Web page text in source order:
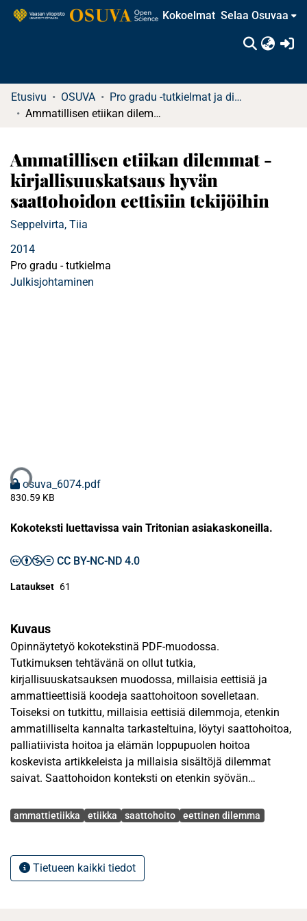
Kokoelmat Selaa Osuvaa
Etusivu OSUVA
Pro gradu -tutkielmat ja diplomityöt (rajattu saatavuus)
Ammatillisen etiikan dilemmat -kirjallisuuskatsaus hyvän saattohoidon eettisiin tekijöihin
Ammatillisen etiikan dilemmat -
kirjallisuuskatsaus hyvän
saattohoidon eettisiin tekijöihin
Seppelvirta, Tiia
2014
Pro gradu - tutkielma
Julkisjohtaminen
osuva_6074.pdf
830.59 KB
Kokoteksti luettavissa vain Tritonian asiakaskoneilla.
CC BY-NC-ND 4.0
Lataukset 61
Kuvaus
Opinnäytetyö kokotekstinä PDF-muodossa.
Tutkimuksen tehtävänä on ollut tutkia,
kirjallisuuskatsauksen muodossa, millaisia eettisiä ja
ammattieettisiä koodeja saattohoitoon sovelletaan.
Toiseksi on tutkittu, millaisia eettisiä dilemmoja, etenkin
ammatilliselta kannalta tarkasteltuina, löytyi saattohoitoa,
palliatiivista hoitoa ja elämän loppupuolen hoitoa
koskevista artikkeleista ja millaisia sisältöjä dilemmat
saivat. Saattohoidon konteksti on etenkin syövän
hoidossa.
ammattieettiset koodit ja eettiset dilemmat sekä
empiirisinä käsitteinä saattohoito, hoitotahto ja eutanasia.
Avainsanat
ammattietiikka etiikka saattohoito eettinen dilemma
Tietueen kaikki tiedot